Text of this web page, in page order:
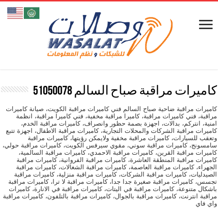
كاميرات مراقبة صباح السالم 51050078
كاميرات مراقبة ضاحية صباح السالم فني كاميرات مراقبة الكويت، صيانة كاميرات
مراقبة، فني كاميرات مراقبة، كاميرا مراقبة مخفية، فني كاميرا مراقبة، انظمة
امنية، انتركم، بدالات، اجهزة بصمة حظور وانصراف، كاميرات مراقبة الخدم،
كاميرات مراقبة الشركات والمحلات التجارية، كاميرات مراقبة الاطفال، اجهزة تتبع
وتعقب للسيارات، كاميرات مراقبة مخفية ولايمكن رؤيتها، كاميرات مراقبة
سامسونج، كاميرات مراقبة سوني، مقوي سيرفس الكويت، كاميرات مراقبة حولي،
كاميرات مراقبة القرين، كاميرات مراقبة الاحمدي، كاميرات مراقبة السالمية،
كاميرات مراقبة المنطقة العاشرة، كاميرات مراقبة الفروانية، كاميرات مراقبة
الجهراء، كاميرات مراقبة العاصمة، كاميرات مراقبة الشغالات، كاميرات مراقبة
الصيدليات، كاميرات مراقبة الشركات، كاميرات مراقبة منزلية، كاميرات مراقبة
تجسس، كاميرات مراقبة صغيرة جدا جدا، كاميرات مراقبة لا ترا، كاميرات مراقبة
باشكال متنوعة، كاميرات مراقبة في اليتات، كاميرات مراقبة في الانارة، كاميرات
مراقبة انترنت، كاميرات مراقبة بالجوال، كاميرات مراقبة بالتلفون، كاميرات مراقبة
واي فاي